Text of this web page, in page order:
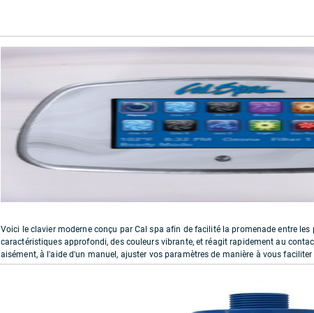
Voici le clavier moderne conçu par Cal spa afin de facilité la promenade entre les
caractéristiques approfondi, des couleurs vibrante, et réagit rapidement au
aisément, à l'aide d'un manuel, ajuster vos paramètres de manière à vous faciliter